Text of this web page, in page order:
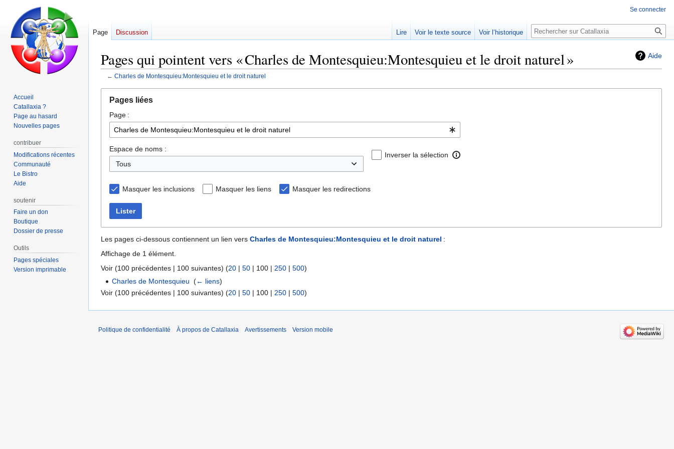
Aide
Pages qui pointent vers « Charles de Montesquieu:Montesquieu et le droit naturel »
← Charles de Montesquieu:Montesquieu et le droit naturel
navigation
recherche
Pages liées
Page :
Espace de noms :
Inverser la sélection
Masquer les inclusions Masquer les liens Masquer les redirections
Lister
Les pages ci-dessous contiennent un lien vers Charles de Montesquieu:Montesquieu et le droit naturel :
Affichage de 1 élément.
Voir (100 précédentes | 100 suivantes) (20 | 50 | 100 | 250 | 500)
Charles de Montesquieu ‎(← liens)
Voir (100 précédentes | 100 suivantes) (20 | 50 | 100 | 250 | 500)
Se connecter
Page Discussion Lire Voir le texte source Voir l’historique Rechercher
Accueil
Catallaxia ?
Page au hasard
Nouvelles pages
contribuer
Modifications récentes
Communauté
Le Bistro
Aide
soutenir
Faire un don
Boutique
Dossier de presse
Outils
Pages spéciales
Version imprimable
Politique de confidentialité À propos de Catallaxia Avertissements Version mobile